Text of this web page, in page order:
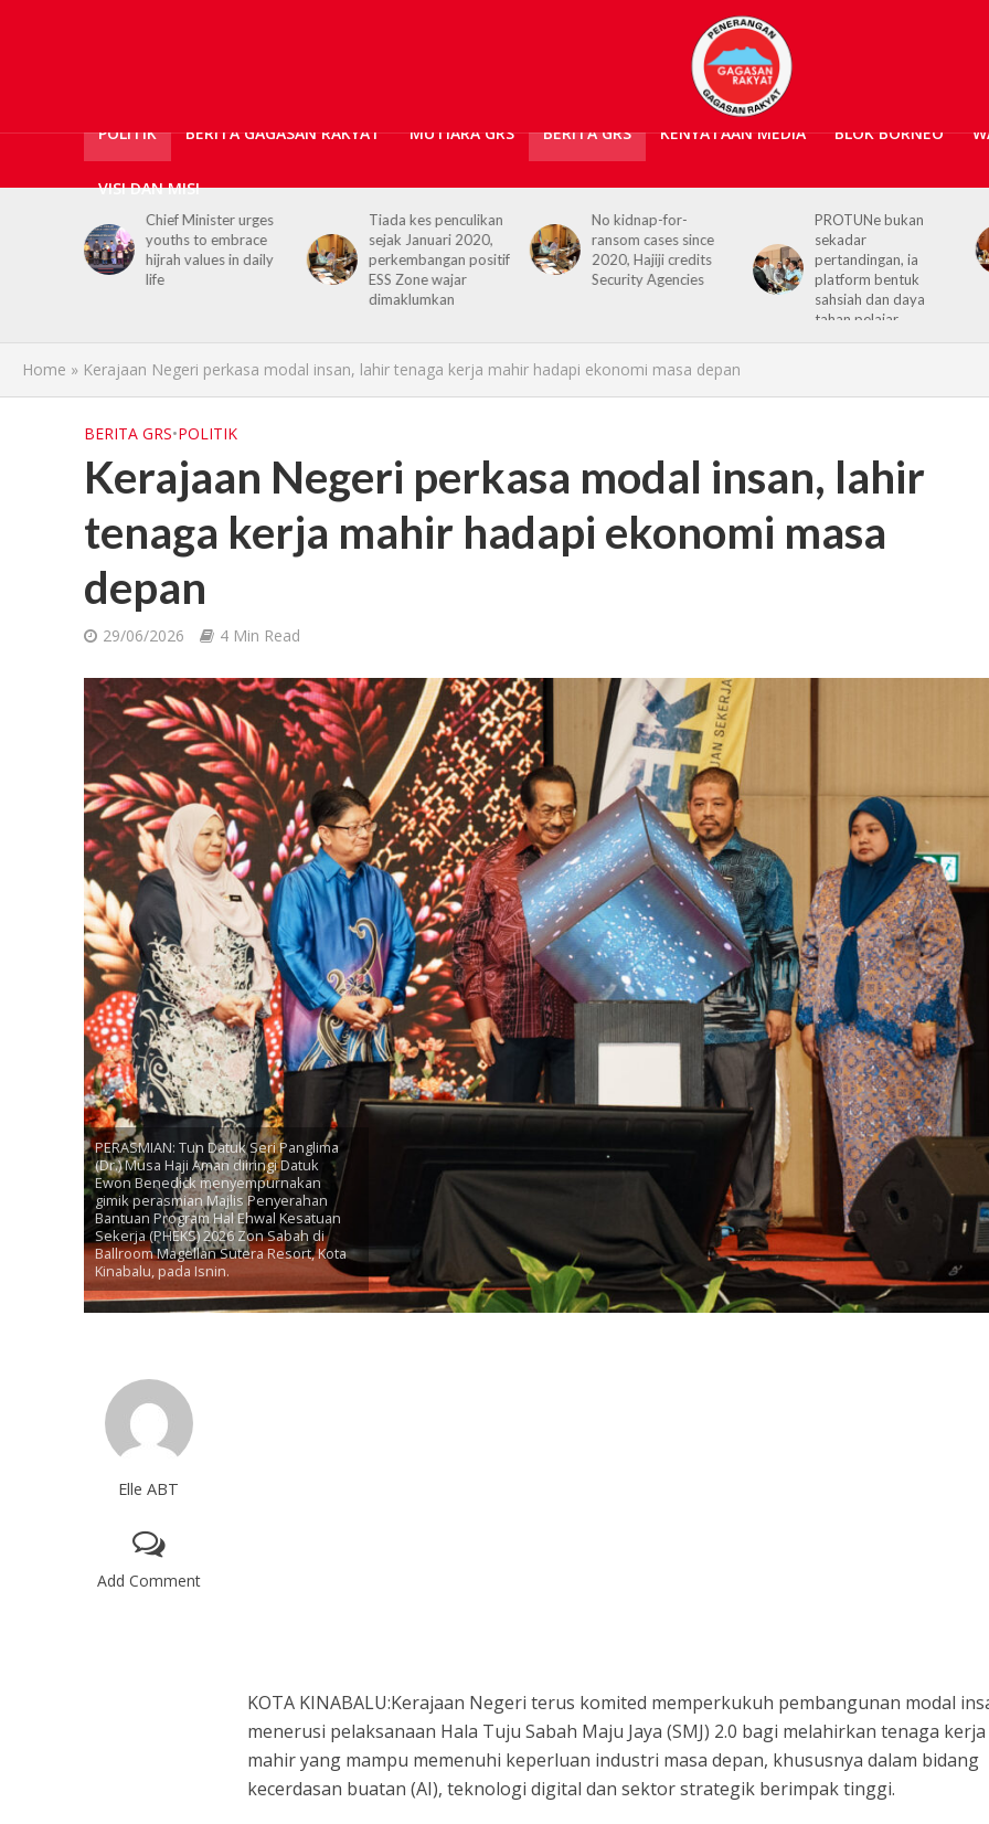
POLITIK BERITA GAGASAN RAKYAT MUTIARA GRS BERITA GRS KENYATAAN MEDIA BLOK BORNEO
VISI DAN MISI
Tiada kes penculikan
sejak Januari 2020,
perkembangan positif
ESS Zone wajar
No kidnap-for-
ransom cases since
2020, Hajiji credits
Security Agencies
PROTUNe bukan
sekadar
pertandingan, ia
platform bentuk
Hajiji receives UK High
Commissioner,
reaffirms enduring
Sabah–UK ties
Home » Kerajaan Negeri perkasa modal insan, lahir tenaga kerja mahir hadapi ekonomi masa depan
BERITA GRS•POLITIK
Kerajaan Negeri perkasa modal insan, lahir
tenaga kerja mahir hadapi ekonomi masa
depan
29/06/2026 4 Min Read
PERASMIAN: Tun Datuk Seri Panglima
(Dr.) Musa Haji Aman diiringi Datuk
Ewon Benedick menyempurnakan
gimik perasmian Majlis Penyerahan
Bantuan Program Hal Ehwal Kesatuan
Sekerja (PHEKS) 2026 Zon Sabah di
Ballroom Magellan Sutera Resort, Kota
Kinabalu, pada Isnin.
Elle ABT
Add Comment
KOTA KINABALU:Kerajaan Negeri terus komited memperkukuh pembangunan modal
menerusi pelaksanaan Hala Tuju Sabah Maju Jaya (SMJ) 2.0 bagi melahirkan tenaga kerja
mahir yang mampu memenuhi keperluan industri masa depan, khususnya dalam bidang
kecerdasan buatan (AI), teknologi digital dan sektor strategik berimpak tinggi.